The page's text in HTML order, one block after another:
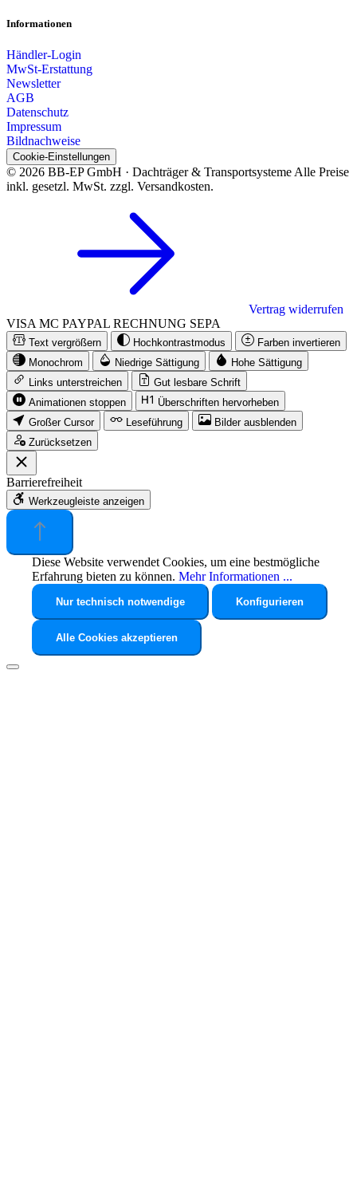
Informationen
Händler-Login
MwSt-Erstattung
Newsletter
AGB
Datenschutz
Impressum
Bildnachweise
Cookie-Einstellungen
© 2026 BB-EP GmbH · Dachträger & Transportsysteme Alle Preise
inkl. gesetzl. MwSt. zzgl. Versandkosten.
Vertrag widerrufen
VISA MC PAYPAL RECHNUNG SEPA
Text vergrößern Hochkontrastmodus
Farben invertieren
Monochrom
Niedrige Sättigung
Hohe Sättigung
Links unterstreichen
Gut lesbare Schrift
Animationen stoppen
Überschriften hervorheben
Großer Cursor
Leseführung
Bilder ausblenden
Zurücksetzen
Barrierefreiheit
Werkzeugleiste anzeigen
Diese Website verwendet Cookies, um eine bestmögliche
Erfahrung bieten zu können. Mehr Informationen ...
Nur technisch notwendige Konfigurieren
Alle Cookies akzeptieren